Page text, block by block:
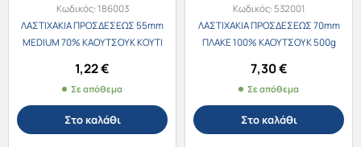
Κωδικός:186003
ΛΑΣΤΙΧΑΚΙΑ ΠΡΟΣΔΕΣΕΩΣ 55mm
MEDIUM 70% ΚΑΟΥΤΣΟΥK ΚΟΥΤΙ
1,22€
Σε απόθεμα
Στο καλάθι
Κωδικός:532001
ΛΑΣΤΙΧΑΚΙΑ ΠΡΟΣΔΕΣΕΩΣ 70mm
ΠΛΑΚΕ 100% ΚΑΟΥΤΣΟΥΚ 500g
7,30€
Σε απόθεμα
Στο καλάθι